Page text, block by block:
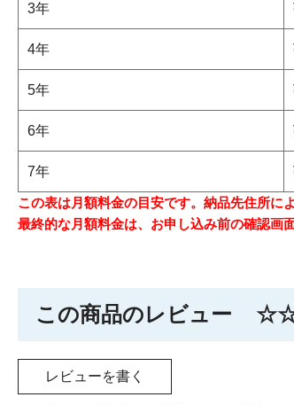
3年
4年
5年
6年
7年
この表は月額料金の目安です。納品先住所に
最終的な月額料金は、お申し込み前の確認画
この商品のレビュー
レビューを書く